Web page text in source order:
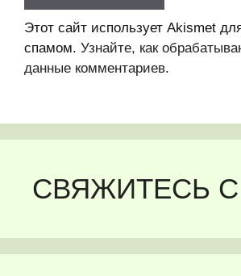
Этот сайт использует Akismet
спамом. Узнайте, как
данные комментариев.
СВЯЖИТЕСЬ